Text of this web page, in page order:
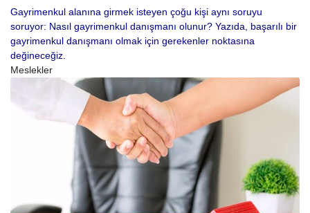
Gayrimenkul alanına girmek isteyen çoğu kişi aynı soruyu
soruyor: Nasıl gayrimenkul danışmanı olunur? Yazıda, başarılı bir
gayrimenkul danışmanı olmak için gerekenler noktasına
değineceğiz.
Meslekler